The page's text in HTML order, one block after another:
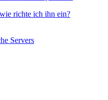
richte ich ihn ein?